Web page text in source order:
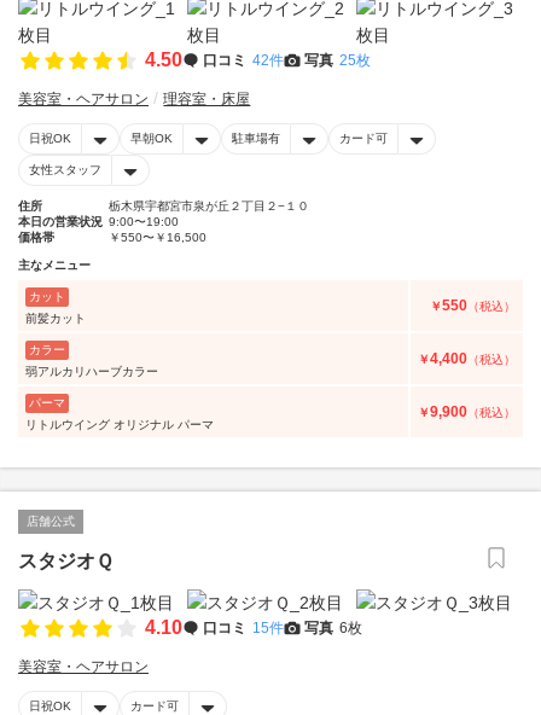
4.50 口コミ 42件 写真 25枚
美容室・ヘアサロン 理容室・床屋
日祝OK 早朝OK 駐車場有 カード可
女性スタッフ
住所
栃木県宇都宮市泉が丘２丁目２−１０
本日の営業状況 9:00〜19:00
価格帯
￥550〜￥16,500
主なメニュー
カット
前髪カット
￥550 （税込）
カラー
弱アルカリハーブカラー
￥4,400 （税込）
パーマ
リトルウイング オリジナル パーマ
￥9,900 （税込）
店舗公式
スタジオＱ
4.10 口コミ 15件 写真 6枚
美容室・ヘアサロン
日祝OK カード可